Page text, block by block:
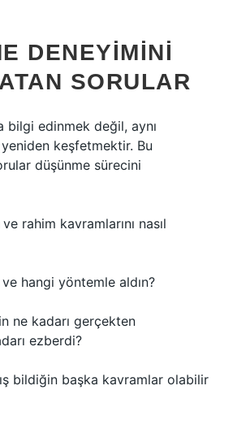
DENEYIMINI
SORULAR
bilgi edinmek değil, aynı
keşfetmektir. Bu
düşünme sürecini
rahim kavramlarını nasıl
hangi yöntemle aldın?
ne kadarı gerçekten
ezberdi?
bildiğin başka kavramlar olabilir